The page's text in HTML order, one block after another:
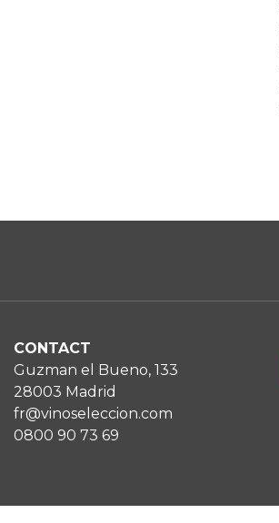
CONTACT
Guzman el Bueno, 133
28003 Madrid
fr@vinoseleccion.com
0800 90 73 69